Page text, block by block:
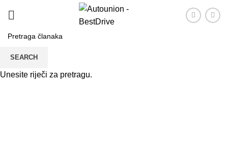
SEARCH
Unesite riječi za pretragu.